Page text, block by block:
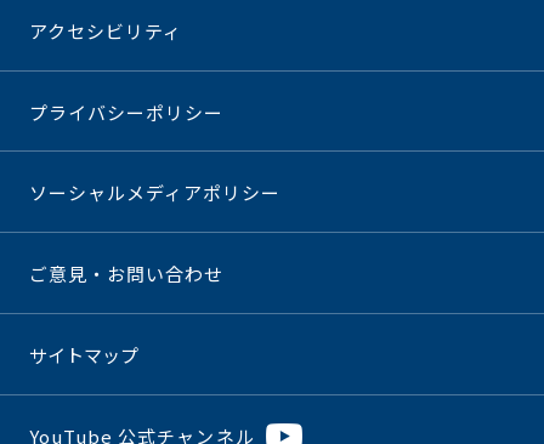
アクセシビリティ
プライバシーポリシー
ソーシャルメディアポリシー
ご意見・お問い合わせ
サイトマップ
YouTube 公式チャンネル